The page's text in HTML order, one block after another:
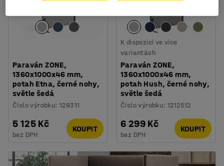
Paraván ZONE,
1360x1000x46 mm,
potah Etna, černé nohy,
světle šedá
Číslo výrobku:129311
5 125 Kč
bez DPH
KOUPIT
K dispozici ve více
variantách
Paraván ZONE,
1360x1000x46 mm,
potah Hush, černé nohy,
světle šedá
Číslo výrobku:1212512
6 299 Kč
bez DPH
KOUPIT